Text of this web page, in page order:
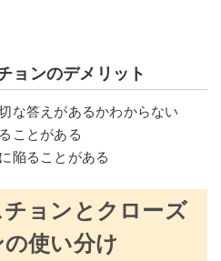
ョンのデメリット
な答えがあるかわからない
ことがある
陥ることがある
ョンとクローズ
使い分け